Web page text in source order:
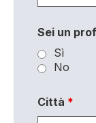
Sei un
Sì
No
Città *